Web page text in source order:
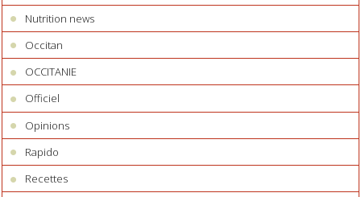
Nutrition news
Occitan
OCCITANIE
Officiel
Opinions
Rapido
Recettes